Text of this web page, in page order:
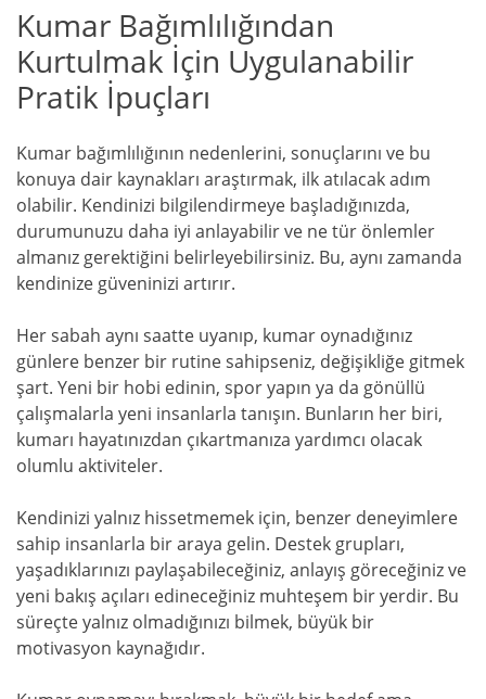
Kumar Bağımlılığından
Kurtulmak İçin Uygulanabilir
Pratik İpuçları
Kumar bağımlılığının nedenlerini, sonuçlarını ve bu
konuya dair kaynakları araştırmak, ilk atılacak adım
olabilir. Kendinizi bilgilendirmeye başladığınızda,
durumunuzu daha iyi anlayabilir ve ne tür önlemler
almanız gerektiğini belirleyebilirsiniz. Bu, aynı zamanda
kendinize güveninizi artırır.
Her sabah aynı saatte uyanıp, kumar oynadığınız
günlere benzer bir rutine sahipseniz, değişikliğe gitmek
şart. Yeni bir hobi edinin, spor yapın ya da gönüllü
çalışmalarla yeni insanlarla tanışın. Bunların her biri,
kumarı hayatınızdan çıkartmanıza yardımcı olacak
olumlu aktiviteler.
Kendinizi yalnız hissetmemek için, benzer deneyimlere
sahip insanlarla bir araya gelin. Destek grupları,
yaşadıklarınızı paylaşabileceğiniz, anlayış göreceğiniz ve
yeni bakış açıları edineceğiniz muhteşem bir yerdir. Bu
süreçte yalnız olmadığınızı bilmek, büyük bir
motivasyon kaynağıdır.